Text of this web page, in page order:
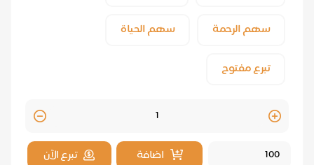
سهم الرحمة سهم الحياة
تبرع مفتوح
Quantity
اضافة
تبرع الآن